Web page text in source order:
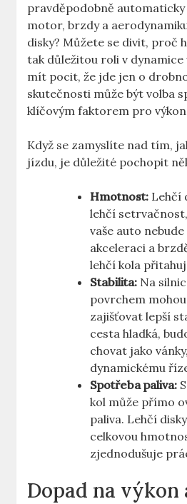
⁤pravděpodobně
motor, brzdy‌ a
disky? Můžete ‌se divit, proč
tak důležitou roli v dynamice
mít pocit, že jde​ jen o
skutečnosti ⁣může být volba
klíčovým faktorem pro výkon
Když se ‌zamyslíte nad tím,
⁤jízdu, ⁤je důležité pochopit⁣
Hmotnost: ⁣Lehčí
lehčí
vaše auto
⁣akceleraci a
lehčí kola
Stabilita: Na
‍povrchem
zajišťovat lepší
cesta‍ hladká,
chovat jako‌
dynamickému
Spotřeba paliva:
kol⁢ může přímo
paliva. Lehčí
celkovou
zjednodušuje
Dopad ‌na výkon